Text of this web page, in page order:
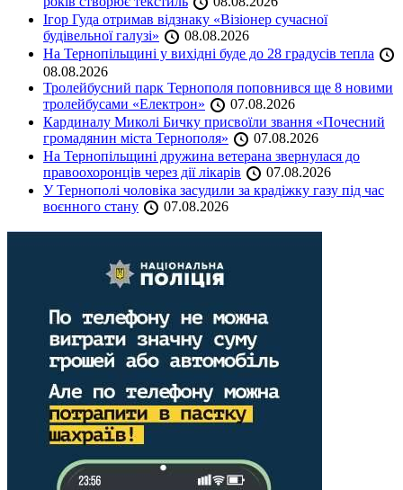
Ігор Гуда отримав відзнаку «Візіонер сучасної
будівельної галузі»
08.08.2026
На Тернопільщині у вихідні буде до 28 градусів тепла
08.08.2026
Тролейбусний парк Тернополя поповнився ще 8 новими
тролейбусами «Електрон»
07.08.2026
Кардиналу Миколі Бичку присвоїли звання «Почесний
громадянин міста Тернополя»
07.08.2026
На Тернопільщині дружина ветерана звернулася до
правоохоронців через дії лікарів
07.08.2026
У Тернополі чоловіка засудили за крадіжку газу під час
воєнного стану
07.08.2026